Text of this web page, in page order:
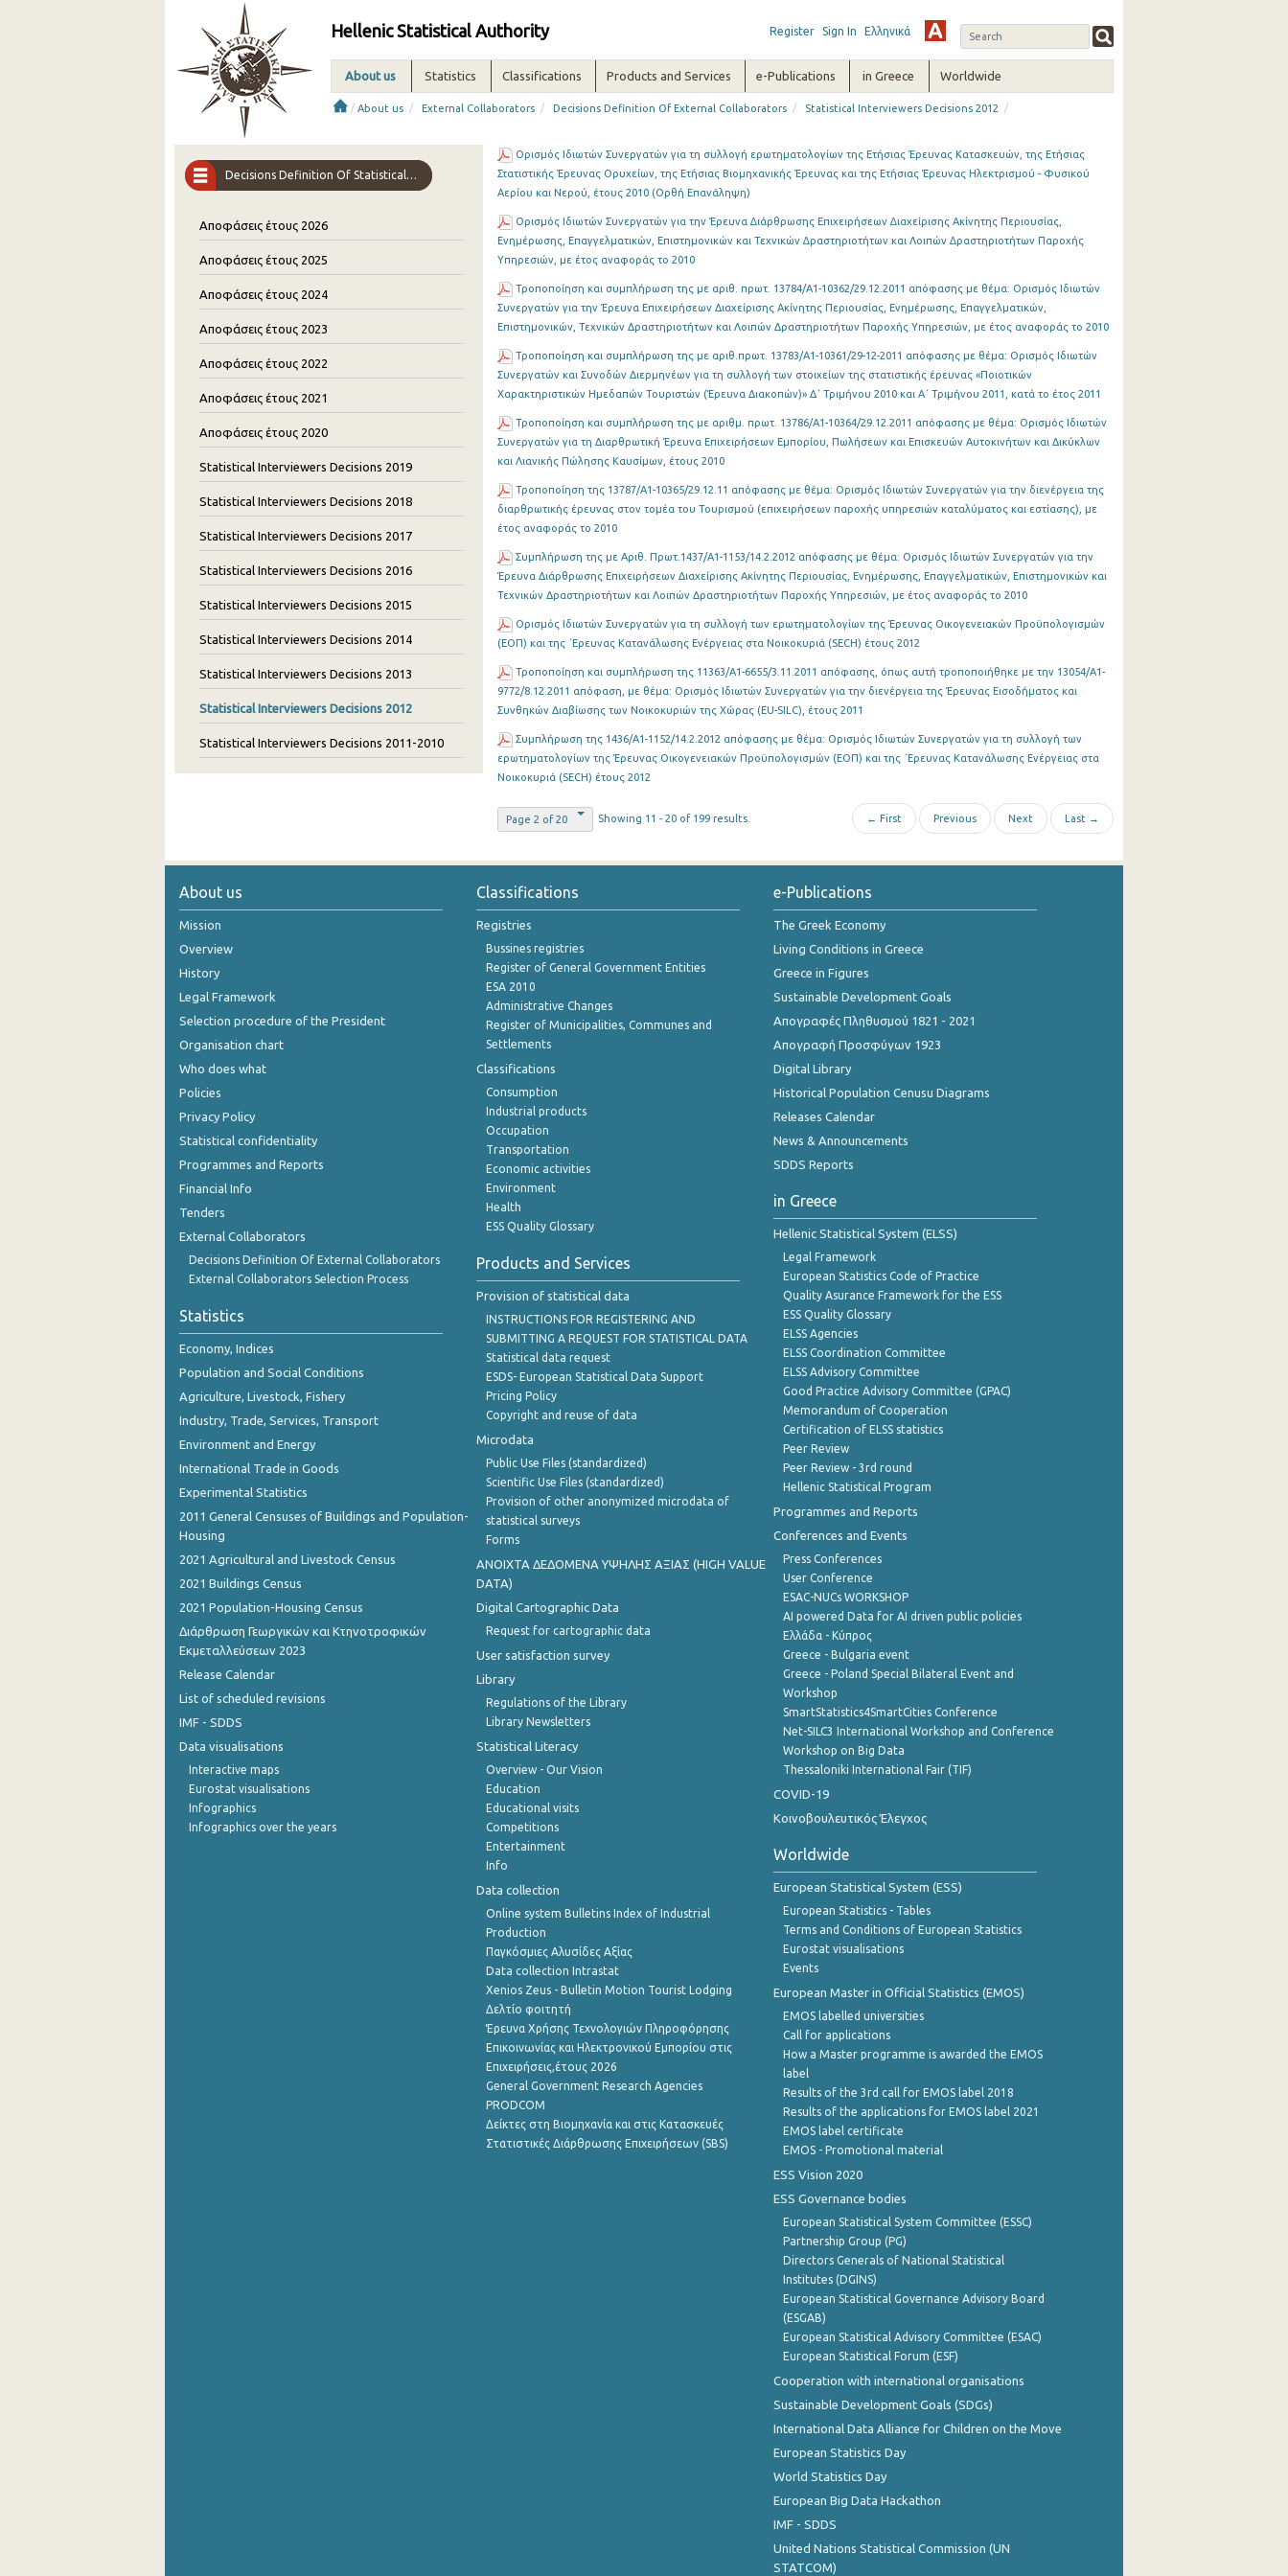
Hellenic Statistical Authority Register Sign In Ελληνικά
About us Statistics Classifications Products and Services e-Publications in Greece Worldwide
/ About us / External Collaborators / Decisions Definition Of External Collaborators / Statistical Interviewers Decisions 2012 /
Decisions Definition Of Statistical Interviewers
Αποφάσεις έτους 2026
Αποφάσεις έτους 2025
Αποφάσεις έτους 2024
Αποφάσεις έτους 2023
Αποφάσεις έτους 2022
Αποφάσεις έτους 2021
Αποφάσεις έτους 2020
Statistical Interviewers Decisions 2019
Statistical Interviewers Decisions 2018
Statistical Interviewers Decisions 2017
Statistical Interviewers Decisions 2016
Statistical Interviewers Decisions 2015
Statistical Interviewers Decisions 2014
Statistical Interviewers Decisions 2013
Statistical Interviewers Decisions 2012
Statistical Interviewers Decisions 2011-2010
Ορισµός Ιδιωτών Συνεργατών για τη συλλογή ερωτηµατολογίων της Ετήσιας Έρευνας Κατασκευών, της Ετήσιας
Στατιστικής Έρευνας Ορυχείων, της Ετήσιας Βιοµηχανικής Έρευνας και της Ετήσιας Έρευνας Ηλεκτρισµού - Φυσικού
Αερίου και Νερού, έτους 2010 (Ορθή Επανάληψη)
Ορισµός Ιδιωτών Συνεργατών για την Έρευνα ∆ιάρθρωσης Επιχειρήσεων ∆ιαχείρισης Ακίνητης Περιουσίας,
Ενηµέρωσης, Επαγγελµατικών, Επιστηµονικών και Τεχνικών ∆ραστηριοτήτων και Λοιπών ∆ραστηριοτήτων Παροχής
Υπηρεσιών, µε έτος αναφοράς το 2010
Τροποποίηση και συμπλήρωση της με αριθ. πρωτ. 13784/Α1-10362/29.12.2011 απόφασης με θέμα: Ορισμός Ιδιωτών
Συνεργατών για την Έρευνα Επιχειρήσεων Διαχείρισης Ακίνητης Περιουσίας, Ενημέρωσης, Επαγγελματικών,
Επιστημονικών, Τεχνικών Δραστηριοτήτων και Λοιπών Δραστηριοτήτων Παροχής Υπηρεσιών, με έτος αναφοράς το 2010
Τροποποίηση και συμπλήρωση της με αριθ.πρωτ. 13783/Α1-10361/29-12-2011 απόφασης με θέμα: Ορισμός Ιδιωτών
Συνεργατών και Συνοδών Διερμηνέων για τη συλλογή των στοιχείων της στατιστικής έρευνας «Ποιοτικών
Χαρακτηριστικών Ημεδαπών Τουριστών (Έρευνα Διακοπών)» Δ΄ Τριμήνου 2010 και Α΄ Τριμήνου 2011, κατά το έτος 2011
Τροποποίηση και συμπλήρωση της με αριθμ. πρωτ. 13786/Α1-10364/29.12.2011 απόφασης με θέμα: Oρισμός Ιδιωτών
Συνεργατών για τη Διαρθρωτική Έρευνα Επιχειρήσεων Εμπορίου, Πωλήσεων και Επισκευών Αυτοκινήτων και Δικύκλων
και Λιανικής Πώλησης Καυσίμων, έτους 2010
Τροποποίηση της 13787/Α1-10365/29.12.11 απόφασης με θέμα: Oρισμός Ιδιωτών Συνεργατών για την διενέργεια της
διαρθρωτικής έρευνας στον τομέα του Τουρισμού (επιχειρήσεων παροχής υπηρεσιών καταλύματος και εστίασης), με
έτος αναφοράς το 2010
Συμπλήρωση της με Αριθ. Πρωτ.1437/Α1-1153/14.2.2012 απόφασης με θέμα: Ορισμός Ιδιωτών Συνεργατών για την
Έρευνα Διάρθρωσης Επιχειρήσεων Διαχείρισης Ακίνητης Περιουσίας, Ενημέρωσης, Επαγγελματικών, Επιστημονικών και
Τεχνικών Δραστηριοτήτων και Λοιπών Δραστηριοτήτων Παροχής Υπηρεσιών, με έτος αναφοράς το 2010
Ορισμός Ιδιωτών Συνεργατών για τη συλλογή των ερωτηματολογίων της Έρευνας Οικογενειακών Προϋπολογισμών
(ΕΟΠ) και της ΄Ερευνας Κατανάλωσης Ενέργειας στα Νοικοκυριά (SECH) έτους 2012
Τροποποίηση και συμπλήρωση της 11363/Α1-6655/3.11.2011 απόφασης, όπως αυτή τροποποιήθηκε με την 13054/Α1-
9772/8.12.2011 απόφαση, με θέμα: Ορισμός Ιδιωτών Συνεργατών για την διενέργεια της Έρευνας Εισοδήματος και
Συνθηκών Διαβίωσης των Νοικοκυριών της Χώρας (EU-SILC), έτους 2011
Συμπλήρωση της 1436/Α1-1152/14.2.2012 απόφασης με θέμα: Ορισμός Ιδιωτών Συνεργατών για τη συλλογή των
ερωτηματολογίων της Έρευνας Οικογενειακών Προϋπολογισμών (ΕΟΠ) και της ΄Ερευνας Κατανάλωσης Ενέργειας στα
Νοικοκυριά (SECH) έτους 2012
Page 2 of 20 Showing 11 - 20 of 199 results. ← First Previous Next Last →
About us
Mission
Overview
History
Legal Framework
Selection procedure of the President
Organisation chart
Who does what
Policies
Privacy Policy
Statistical confidentiality
Programmes and Reports
Financial Info
Tenders
External Collaborators
Decisions Definition Of External Collaborators
External Collaborators Selection Process
Statistics
Economy, Indices
Population and Social Conditions
Agriculture, Livestock, Fishery
Industry, Trade, Services, Transport
Environment and Energy
International Trade in Goods
Experimental Statistics
2011 General Censuses of Buildings and Population-
Housing
2021 Agricultural and Livestock Census
2021 Buildings Census
2021 Population-Housing Census
Διάρθρωση Γεωργικών και Κτηνοτροφικών
Εκμεταλλεύσεων 2023
Release Calendar
List of scheduled revisions
IMF - SDDS
Data visualisations
Interactive maps
Eurostat visualisations
Infographics
Infographics over the years
Classifications
Registries
Bussines registries
Register of General Government Entities
ESA 2010
Administrative Changes
Register of Municipalities, Communes and
Settlements
Classifications
Consumption
Industrial products
Occupation
Transportation
Economic activities
Environment
Health
ESS Quality Glossary
Products and Services
Provision of statistical data
INSTRUCTIONS FOR REGISTERING AND
SUBMITTING A REQUEST FOR STATISTICAL DATA
Statistical data request
ESDS- European Statistical Data Support
Pricing Policy
Copyright and reuse of data
Microdata
Public Use Files (standardized)
Scientific Use Files (standardized)
Provision of other anonymized microdata of
statistical surveys
Forms
ANOIXTA ΔΕΔΟΜΕΝΑ ΥΨΗΛΗΣ ΑΞΙΑΣ (HIGH VALUE
DATA)
Digital Cartographic Data
Request for cartographic data
User satisfaction survey
Library
Regulations of the Library
Library Newsletters
Statistical Literacy
Overview - Our Vision
Education
Educational visits
Competitions
Entertainment
Info
Data collection
Online system Bulletins Index of Industrial
Production
Παγκόσμιες Αλυσίδες Αξίας
Data collection Intrastat
Xenios Zeus - Bulletin Motion Tourist Lodging
Δελτίο φοιτητή
Έρευνα Χρήσης Τεχνολογιών Πληροφόρησης
Επικοινωνίας και Ηλεκτρονικού Εμπορίου στις
Επιχειρήσεις,έτους 2026
General Government Research Agencies
PRODCOM
Δείκτες στη Βιομηχανία και στις Κατασκευές
Στατιστικές Διάρθρωσης Επιχειρήσεων (SBS)
e-Publications
The Greek Economy
Living Conditions in Greece
Greece in Figures
Sustainable Development Goals
Απογραφές Πληθυσμού 1821 - 2021
Απογραφή Προσφύγων 1923
Digital Library
Historical Population Cenusu Diagrams
Releases Calendar
News & Announcements
SDDS Reports
in Greece
Hellenic Statistical System (ELSS)
Legal Framework
European Statistics Code of Practice
Quality Asurance Framework for the ESS
ESS Quality Glossary
ELSS Agencies
ELSS Coordination Committee
ELSS Advisory Committee
Good Practice Advisory Committee (GPAC)
Memorandum of Cooperation
Certification of ELSS statistics
Peer Review
Peer Review - 3rd round
Hellenic Statistical Program
Programmes and Reports
Conferences and Events
Press Conferences
User Conference
ESAC-NUCs WORKSHOP
AI powered Data for AI driven public policies
Ελλάδα - Κύπρος
Greece - Bulgaria event
Greece - Poland Special Bilateral Event and
Workshop
SmartStatistics4SmartCities Conference
Net-SILC3 International Workshop and Conference
Workshop on Big Data
Thessaloniki International Fair (TIF)
COVID-19
Κοινοβουλευτικός Έλεγχος
Worldwide
European Statistical System (ESS)
European Statistics - Tables
Terms and Conditions of European Statistics
Eurostat visualisations
Events
European Master in Official Statistics (EMOS)
EMOS labelled universities
Call for applications
How a Master programme is awarded the EMOS
label
Results of the 3rd call for EMOS label 2018
Results of the applications for EMOS label 2021
EMOS label certificate
EMOS - Promotional material
ESS Vision 2020
ESS Governance bodies
European Statistical System Committee (ESSC)
Partnership Group (PG)
Directors Generals of National Statistical
Institutes (DGINS)
European Statistical Governance Advisory Board
(ESGAB)
European Statistical Advisory Committee (ESAC)
European Statistical Forum (ESF)
Cooperation with international organisations
Sustainable Development Goals (SDGs)
International Data Alliance for Children on the Move
European Statistics Day
World Statistics Day
European Big Data Hackathon
IMF - SDDS
United Nations Statistical Commission (UN
STATCOM)